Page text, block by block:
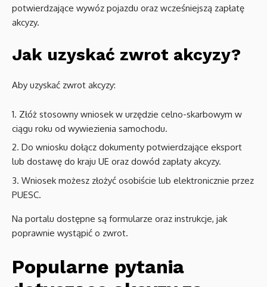
potwierdzające wywóz pojazdu oraz wcześniejszą zapłatę
akcyzy.
Jak uzyskać zwrot akcyzy?
Aby uzyskać zwrot akcyzy:
Złóż stosowny wniosek w urzędzie celno-skarbowym w
ciągu roku od wywiezienia samochodu.
Do wniosku dołącz dokumenty potwierdzające eksport
lub dostawę do kraju UE oraz dowód zapłaty akcyzy.
Wniosek możesz złożyć osobiście lub elektronicznie przez
PUESC.
Na portalu dostępne są formularze oraz instrukcje, jak
poprawnie wystąpić o zwrot.
Popularne pytania